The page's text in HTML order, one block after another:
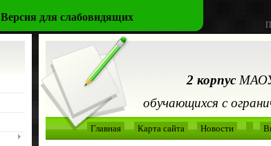
Версия для слабовидящих
2 корпус
обучающихся с
Главная Карта сайта Новости